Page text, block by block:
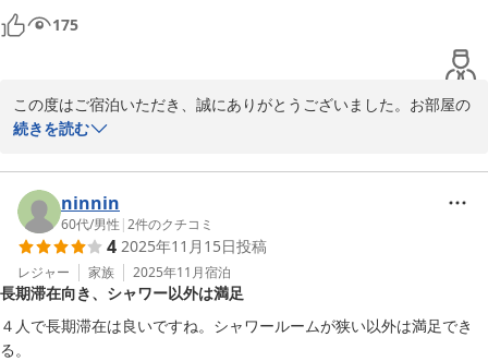
175
この度はご宿泊いただき、誠にありがとうございました。お部屋の
作りや設備についてご満足いただけたようで、大変嬉しく思いま
ビニが便利であったことをお知らせいただき、安心しました。
またのご利用を心よりお待ちしております。次回も快適にお過ごし
いただけるよう、さらに充実したサービスを提供できるよう努めて
まいります。
2025-09-01
続きを読む
ninnin
60代/男性 |2件のクチコミ
4 2025年11月15日投稿
レジャー 家族 2025年11月宿泊
長期滞在向き、シャワー以外は満足
４人で長期滞在は良いですね。シャワールームが狭い以外は満足でき
る。